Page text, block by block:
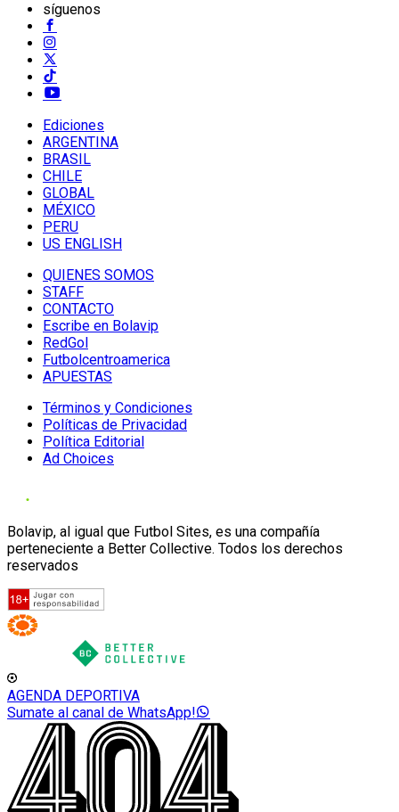
síguenos
Ediciones
ARGENTINA
BRASIL
CHILE
GLOBAL
MÉXICO
PERU
US ENGLISH
QUIENES SOMOS
STAFF
CONTACTO
Escribe en Bolavip
RedGol
Futbolcentroamerica
APUESTAS
Términos y Condiciones
Políticas de Privacidad
Política Editorial
Ad Choices
Bolavip, al igual que Futbol Sites, es una compañía
perteneciente a Better Collective. Todos los derechos
reservados
AGENDA DEPORTIVA
Sumate al canal de WhatsApp!